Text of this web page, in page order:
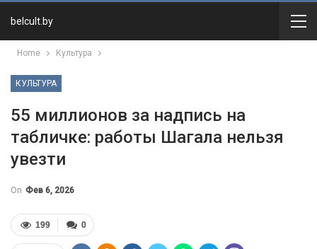
belcult.by
Home Культура
КУЛЬТУРА
55 миллионов за надпись на
табличке: работы Шагала нельзя
увезти
On Фев 6, 2026
0
199